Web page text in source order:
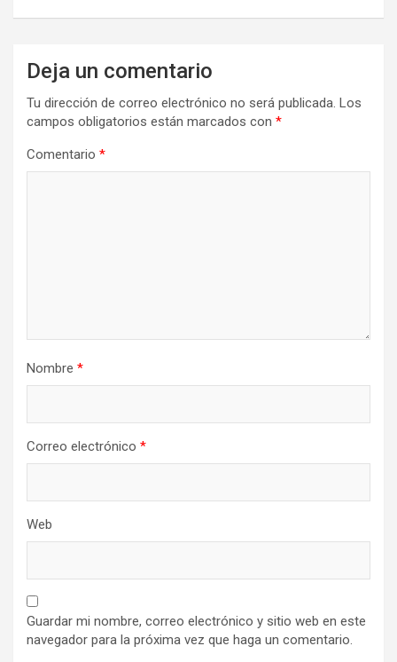
Deja un comentario
Tu dirección de correo electrónico no será publicada. Los
campos obligatorios están marcados con *
Comentario *
Nombre *
Correo electrónico *
Web
Guardar mi nombre, correo electrónico y sitio web en este
navegador para la próxima vez que haga un comentario.